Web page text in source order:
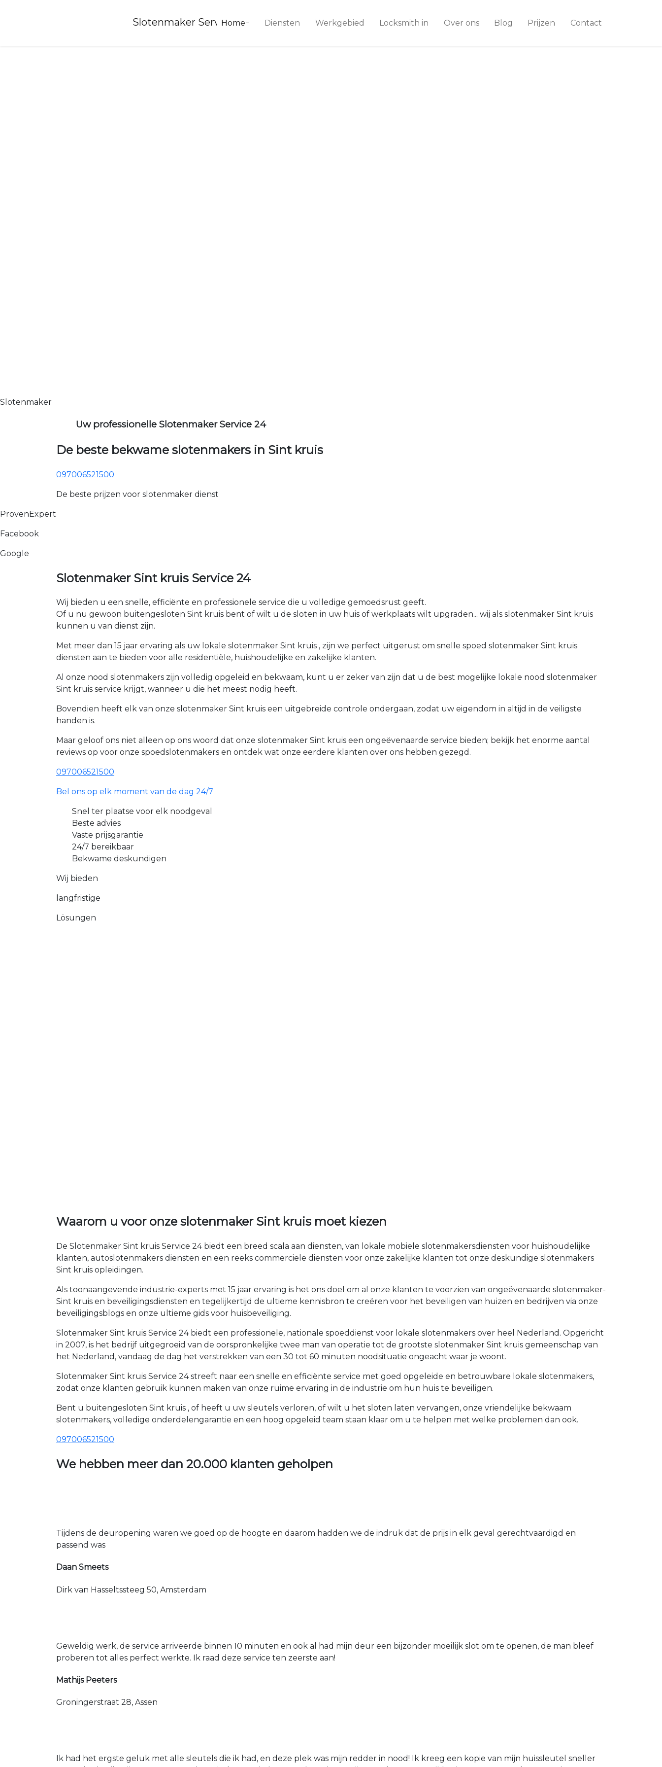
Slotenmaker Service 24
Home Diensten Werkgebied Locksmith in Over ons Blog Prijzen Contact
Slotenmaker
Uw professionelle Slotenmaker Service 24
De beste bekwame slotenmakers in Sint kruis
097006521500
De beste prijzen voor slotenmaker dienst
ProvenExpert
Facebook
Google
Slotenmaker Sint kruis Service 24
Wij bieden u een snelle, efficiënte en professionele service die u volledige gemoedsrust geeft.
Of u nu gewoon buitengesloten Sint kruis bent of wilt u de sloten in uw huis of werkplaats wilt upgraden... wij als slotenmaker Sint kruis
kunnen u van dienst zijn.
Met meer dan 15 jaar ervaring als uw lokale slotenmaker Sint kruis , zijn we perfect uitgerust om snelle spoed slotenmaker Sint kruis
diensten aan te bieden voor alle residentiële, huishoudelijke en zakelijke klanten.
Al onze nood slotenmakers zijn volledig opgeleid en bekwaam, kunt u er zeker van zijn dat u de best mogelijke lokale nood slotenmaker
Sint kruis service krijgt, wanneer u die het meest nodig heeft.
Bovendien heeft elk van onze slotenmaker Sint kruis een uitgebreide controle ondergaan, zodat uw eigendom in altijd in de veiligste
handen is.
Maar geloof ons niet alleen op ons woord dat onze slotenmaker Sint kruis een ongeëvenaarde service bieden; bekijk het enorme aantal
reviews op voor onze spoedslotenmakers en ontdek wat onze eerdere klanten over ons hebben gezegd.
097006521500
Bel ons op elk moment van de dag 24/7
Snel ter plaatse voor elk noodgeval
Beste advies
Vaste prijsgarantie
24/7 bereikbaar
Bekwame deskundigen
Wij bieden
langfristige
Lösungen
Waarom u voor onze slotenmaker Sint kruis moet kiezen
De Slotenmaker Sint kruis Service 24 biedt een breed scala aan diensten, van lokale mobiele slotenmakersdiensten voor huishoudelijke
klanten, autoslotenmakers diensten en een reeks commerciële diensten voor onze zakelijke klanten tot onze deskundige slotenmakers
Sint kruis opleidingen.
Als toonaangevende industrie-experts met 15 jaar ervaring is het ons doel om al onze klanten te voorzien van ongeëvenaarde slotenmaker-
Sint kruis en beveiligingsdiensten en tegelijkertijd de ultieme kennisbron te creëren voor het beveiligen van huizen en bedrijven via onze
beveiligingsblogs en onze ultieme gids voor huisbeveiliging.
Slotenmaker Sint kruis Service 24 biedt een professionele, nationale spoeddienst voor lokale slotenmakers over heel Nederland. Opgericht
in 2007, is het bedrijf uitgegroeid van de oorspronkelijke twee man van operatie tot de grootste slotenmaker Sint kruis gemeenschap van
het Nederland, vandaag de dag het verstrekken van een 30 tot 60 minuten noodsituatie ongeacht waar je woont.
Slotenmaker Sint kruis Service 24 streeft naar een snelle en efficiënte service met goed opgeleide en betrouwbare lokale slotenmakers,
zodat onze klanten gebruik kunnen maken van onze ruime ervaring in de industrie om hun huis te beveiligen.
Bent u buitengesloten Sint kruis , of heeft u uw sleutels verloren, of wilt u het sloten laten vervangen, onze vriendelijke bekwaam
slotenmakers, volledige onderdelengarantie en een hoog opgeleid team staan klaar om u te helpen met welke problemen dan ook.
097006521500
We hebben meer dan 20.000 klanten geholpen
Tijdens de deuropening waren we goed op de hoogte en daarom hadden we de indruk dat de prijs in elk geval gerechtvaardigd en
passend was
Daan Smeets
Dirk van Hasseltssteeg 50, Amsterdam
Geweldig werk, de service arriveerde binnen 10 minuten en ook al had mijn deur een bijzonder moeilijk slot om te openen, de man bleef
proberen tot alles perfect werkte. Ik raad deze service ten zeerste aan!
Mathijs Peeters
Groningerstraat 28, Assen
Ik had het ergste geluk met alle sleutels die ik had, en deze plek was mijn redder in nood! Ik kreeg een kopie van mijn huissleutel sneller